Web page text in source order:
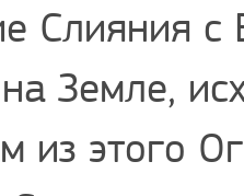
Слияния
на Земле,
из этого